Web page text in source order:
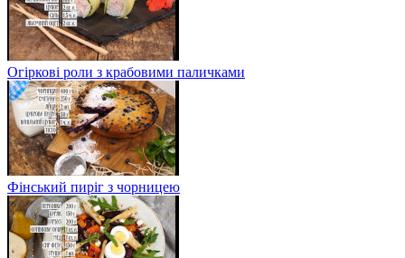
Огіркові роли з крабовими паличками
Фінський пиріг з чорницею